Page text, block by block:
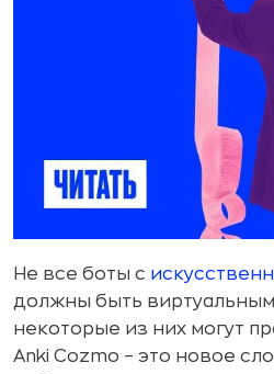
Не все боты с
должны быть
некоторые из них могут
Anki Cozmo – это новое